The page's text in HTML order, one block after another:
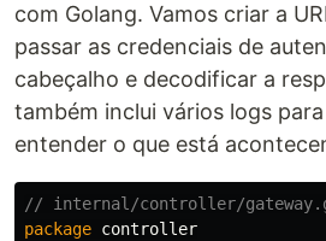
com Golang. Vamos criar a
passar as credenciais de
cabeçalho e decodificar a
também inclui vários logs
entender o que está
// internal/controller/
package controller